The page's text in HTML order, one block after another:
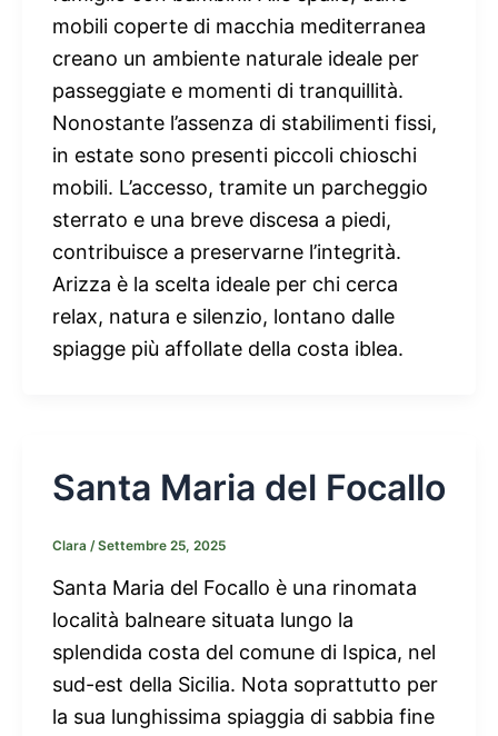
mobili coperte di macchia mediterranea
creano un ambiente naturale ideale per
passeggiate e momenti di tranquillità.
Nonostante l’assenza di stabilimenti fissi,
in estate sono presenti piccoli chioschi
mobili. L’accesso, tramite un parcheggio
sterrato e una breve discesa a piedi,
contribuisce a preservarne l’integrità.
Arizza è la scelta ideale per chi cerca
relax, natura e silenzio, lontano dalle
spiagge più affollate della costa iblea.
Santa Maria del Focallo
Clara /Settembre 25, 2025
Santa Maria del Focallo è una rinomata
località balneare situata lungo la
splendida costa del comune di Ispica, nel
sud-est della Sicilia. Nota soprattutto per
la sua lunghissima spiaggia di sabbia fine